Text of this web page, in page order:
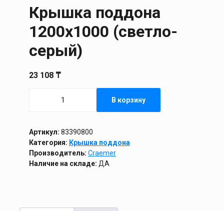
Крышка поддона
1200х1000 (светло-
серый)
23 108 ₸
1200х1000
(светло-
серый)
В корзину
Артикул: 83390800
Категория: Крышка поддона
Производитель: Craemer
Наличие на складе: ДА